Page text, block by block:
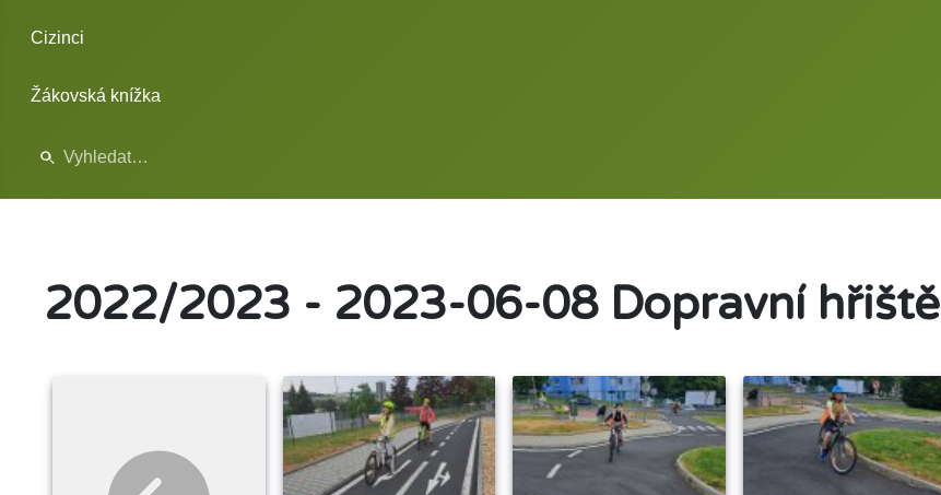
Cizinci
Žákovská knížka
2022/2023 - 2023-06-08 Dopravní hřiště